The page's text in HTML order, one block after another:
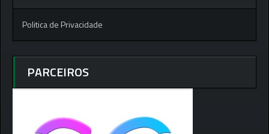
Politica de Privacidade
PARCEIROS